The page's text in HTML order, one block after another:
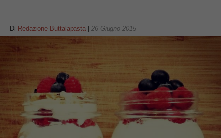
Di Redazione Buttalapasta 26 Giugno 2015